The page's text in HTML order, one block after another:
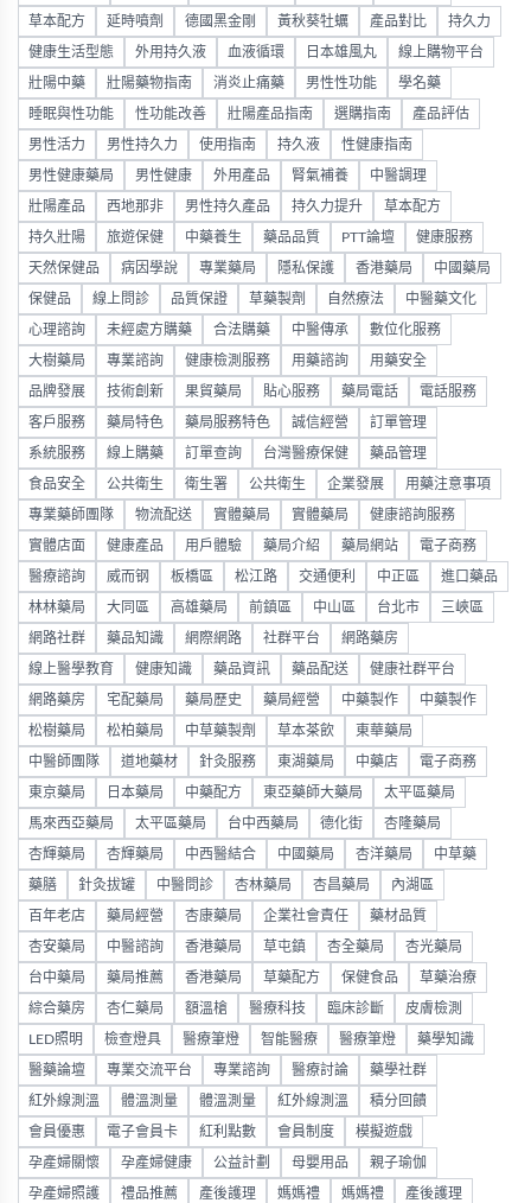
草本配方 延時噴劑 德國黑金剛 黃秋葵牡蠣 產品對比 持久力
健康生活型態 外用持久液 血液循環 日本雄風丸 線上購物平台
壯陽中藥 壯陽藥物指南 消炎止痛藥 男性性功能 學名藥
睡眠與性功能 性功能改善 壯陽產品指南 選購指南 產品評估
男性活力 男性持久力 使用指南 持久液 性健康指南
男性健康藥局 男性健康 外用產品 腎氣補養 中醫調理
壯陽產品 西地那非 男性持久產品 持久力提升 草本配方
持久壯陽 旅遊保健 中藥養生 藥品品質 PTT論壇 健康服務
天然保健品 病因學說 專業藥局 隱私保護 香港藥局 中國藥局
保健品 線上問診 品質保證 草藥製劑 自然療法 中醫藥文化
心理諮詢 未經處方購藥 合法購藥 中醫傳承 數位化服務
大樹藥局 專業諮詢 健康檢測服務 用藥諮詢 用藥安全
品牌發展 技術創新 果貿藥局 貼心服務 藥局電話 電話服務
客戶服務 藥局特色 藥局服務特色 誠信經營 訂單管理
系統服務 線上購藥 訂單查詢 台灣醫療保健 藥品管理
食品安全 公共衛生 衛生署 公共衛生 企業發展 用藥注意事項
專業藥師團隊 物流配送 實體藥局 實體藥局 健康諮詢服務
實體店面 健康產品 用戶體驗 藥局介紹 藥局網站 電子商務
醫療諮詢 威而钢 板橋區 松江路 交通便利 中正區 進口藥品
林林藥局 大同區 高雄藥局 前鎮區 中山區 台北市 三峽區
網路社群 藥品知識 網際網路 社群平台 網路藥房
線上醫學教育 健康知識 藥品資訊 藥品配送 健康社群平台
網路藥房 宅配藥局 藥局歷史 藥局經營 中藥製作 中藥製作
松樹藥局 松柏藥局 中草藥製劑 草本茶飲 東華藥局
中醫師團隊 道地藥材 針灸服務 東湖藥局 中藥店 電子商務
東京藥局 日本藥局 中藥配方 東亞藥師大藥局 太平區藥局
馬來西亞藥局 太平區藥局 台中西藥局 德化街 杏隆藥局
杏輝藥局 杏輝藥局 中西醫結合 中國藥局 杏洋藥局 中草藥
藥膳 針灸拔罐 中醫問診 杏林藥局 杏昌藥局 內湖區
百年老店 藥局經營 杏康藥局 企業社會責任 藥材品質
杏安藥局 中醫諮詢 香港藥局 草屯鎮 杏全藥局 杏光藥局
台中藥局 藥局推薦 香港藥局 草藥配方 保健食品 草藥治療
綜合藥房 杏仁藥局 額溫槍 醫療科技 臨床診斷 皮膚檢測
LED照明 檢查燈具 醫療筆燈 智能醫療 醫療筆燈 藥學知識
醫藥論壇 專業交流平台 專業諮詢 醫療討論 藥學社群
紅外線測溫 體溫測量 體溫測量 紅外線測溫 積分回饋
會員優惠 電子會員卡 紅利點數 會員制度 模擬遊戲
孕產婦關懷 孕產婦健康 公益計劃 母嬰用品 親子瑜伽
孕產婦照護 禮品推薦 產後護理 媽媽禮 媽媽禮 產後護理